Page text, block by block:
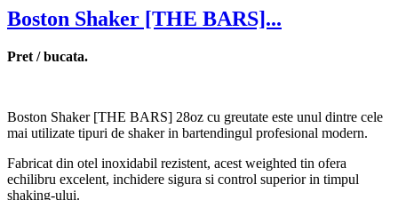
Boston Shaker [THE BARS]...
Pret / bucata.
Boston Shaker [THE BARS] 28oz cu greutate este unul dintre cele
mai utilizate tipuri de shaker in bartendingul profesional modern.
Fabricat din otel inoxidabil rezistent, acest weighted tin ofera
echilibru excelent, inchidere sigura si control superior in timpul
shaking-ului.